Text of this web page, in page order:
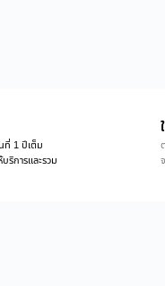
ที่ 1 ปีเต็ม
ริการและรวม